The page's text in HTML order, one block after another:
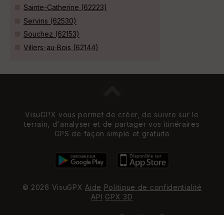
Sainte-Catherine (62223)
Servins (62530)
Souchez (62153)
Villers-au-Bois (62144)
VisuGPX vous permet de créer, de suivre sur le
terrain, d'analyser et de partager vos itinéraires
GPS de façon simple et gratuite
© 2026 VisuGPX Aide Politique de confidentialité
API GPX 3D